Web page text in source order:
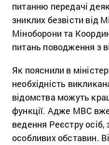
питанню передачі
зниклих безвісти від
Міноборони та
питань поводження з
Як пояснили в
необхідність
відомства можуть
функції. Адже МВС вже
ведення Реєстру осіб,
особливих обставин.